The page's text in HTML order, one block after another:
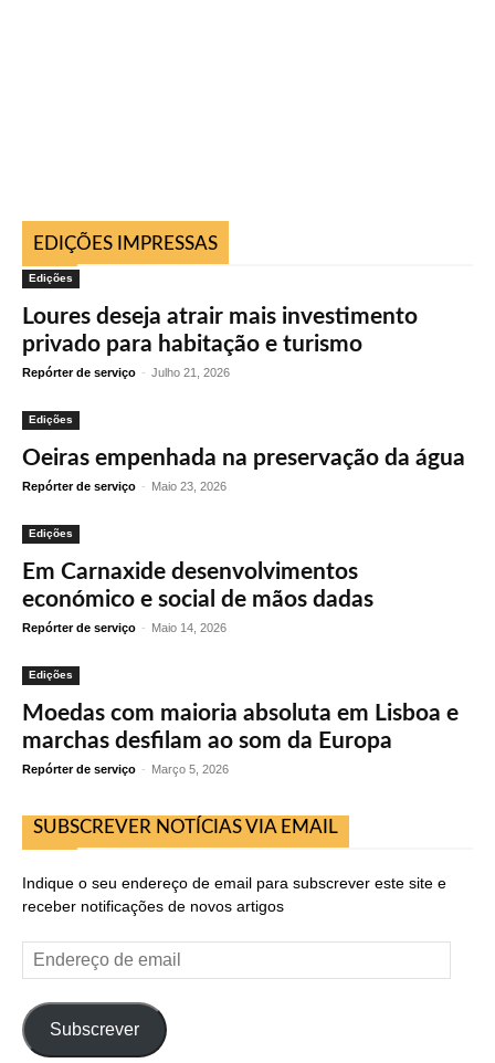
EDIÇÕES IMPRESSAS
Edições
Loures deseja atrair mais investimento
privado para habitação e turismo
Repórter de serviço - Julho 21, 2026
Edições
Oeiras empenhada na preservação da água
Repórter de serviço - Maio 23, 2026
Edições
Em Carnaxide desenvolvimentos
económico e social de mãos dadas
Repórter de serviço - Maio 14, 2026
Edições
Moedas com maioria absoluta em Lisboa e
marchas desfilam ao som da Europa
Repórter de serviço - Março 5, 2026
SUBSCREVER NOTÍCIAS VIA EMAIL
Indique o seu endereço de email para subscrever este site e
receber notificações de novos artigos
Endereço
de
Subscrever